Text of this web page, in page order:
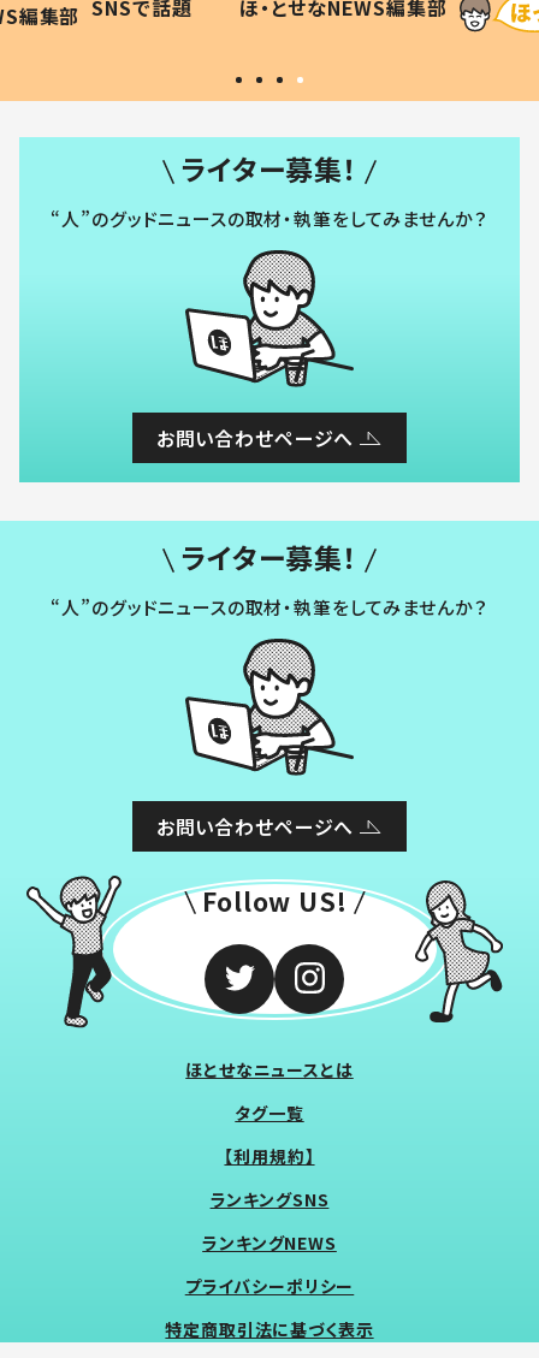
編集部 #令和の子
SNSで話題 ほ・とせなNEWS編集部
い」
ライター募集！
“人”のグッドニュースの取材・執筆をしてみませんか？
お問い合わせページへ
ライター募集！
“人”のグッドニュースの取材・執筆をしてみませんか？
お問い合わせページへ
Follow US!
ほとせなニュースとは
タグ一覧
【利用規約】
ランキングSNS
ランキングNEWS
プライバシーポリシー
特定商取引法に基づく表示